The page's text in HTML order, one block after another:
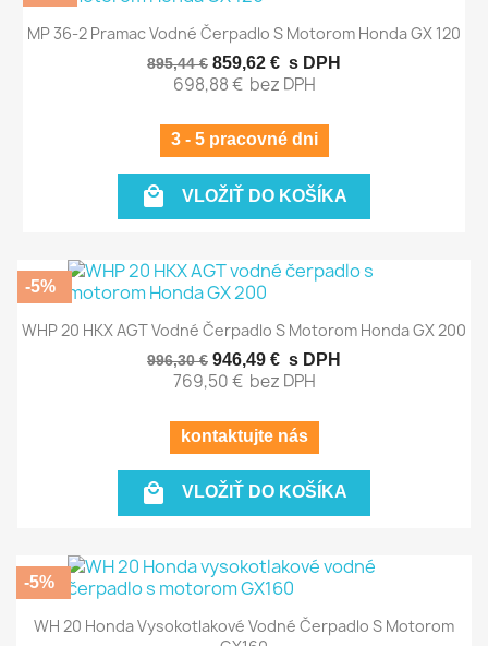
MP 36-2 Pramac Vodné Čerpadlo S Motorom Honda GX 120
895,44 € 859,62 € s DPH
698,88 € bez DPH
3 - 5 pracovné dni
 VLOŽIŤ DO KOŠÍKA
WHP 20 HKX AGT Vodné Čerpadlo S Motorom Honda GX 200
996,30 € 946,49 € s DPH
769,50 € bez DPH
kontaktujte nás
 VLOŽIŤ DO KOŠÍKA
-5%
WH 20 Honda Vysokotlakové Vodné Čerpadlo S Motorom
-5%